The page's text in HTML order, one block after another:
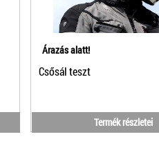
Árazás alatt!
Csősál teszt
Termék részletei